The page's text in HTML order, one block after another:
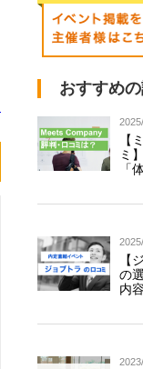
おすすめ
【
ミ
「
【
の
内